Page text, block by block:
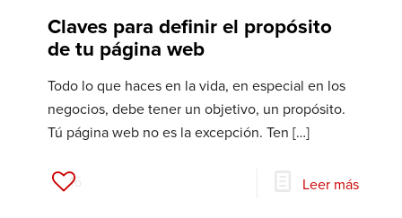
Claves para definir el propósito
de tu página web
Todo lo que haces en la vida, en especial en los
negocios, debe tener un objetivo, un propósito.
Tú página web no es la excepción. Ten […]
16 Leer más